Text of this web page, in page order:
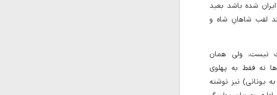
شده باشد بعید
لقب شاهانِ شاه و
نیست، ولی همان
نه فقط به پهلوی
یونانی) نیز نوشته